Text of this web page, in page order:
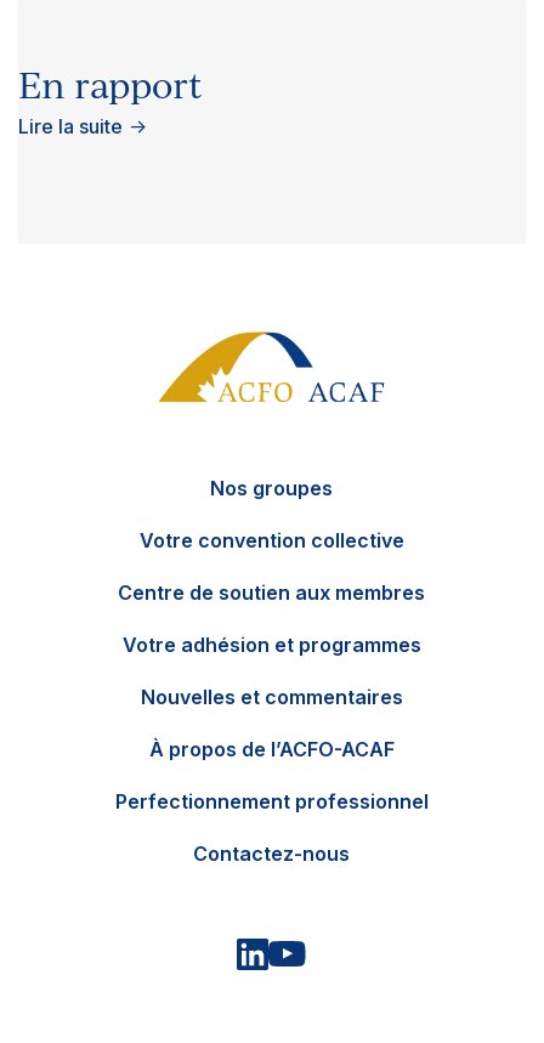
ENContactez-nous
En rapport
Lire la suite →
Nos groupes
Votre convention collective
Centre de soutien aux membres
Votre adhésion et programmes
Nouvelles et commentaires
À propos de l’ACFO-ACAF
Perfectionnement professionnel
Contactez-nous